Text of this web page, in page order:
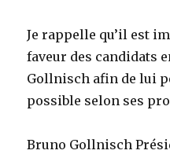
Je rappelle qu’il est
faveur des candidats
Gollnisch afin de lui
possible selon ses
Bruno Gollnisch